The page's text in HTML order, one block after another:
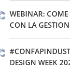
WEBINAR: COME
CON LA
DESIGN WEEK